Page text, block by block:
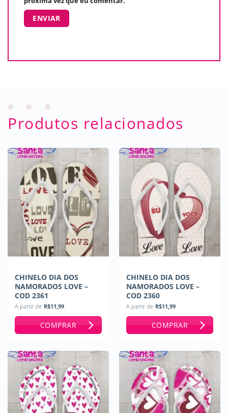
Produtos relacionados
CHINELO DIA DOS
NAMORADOS LOVE –
COD 2361
A partir de R$11,99
COMPRAR
CHINELO DIA DOS
NAMORADOS LOVE –
COD 2360
A partir de R$11,99
COMPRAR